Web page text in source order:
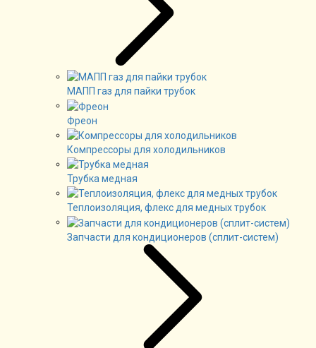
МАПП газ для пайки трубок
Фреон
Компрессоры для холодильников
Трубка медная
Теплоизоляция, флекс для медных трубок
Запчасти для кондиционеров (сплит-систем)